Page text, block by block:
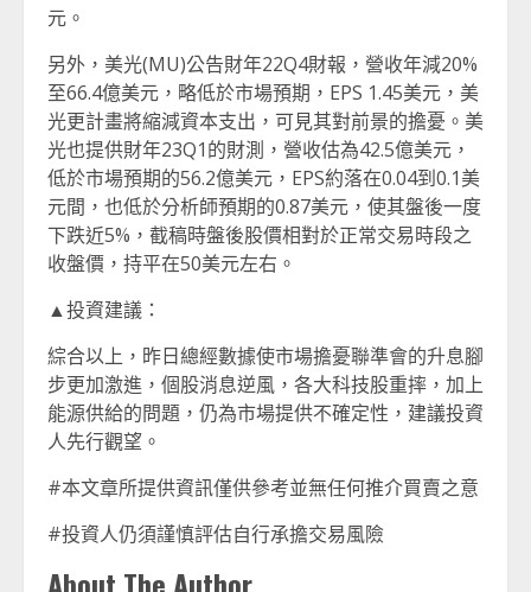
元。
另外，美光(MU)公告財年22Q4財報，營收年減20%
至66.4億美元，略低於市場預期，EPS 1.45美元，美
光更計畫將縮減資本支出，可見其對前景的擔憂。美
光也提供財年23Q1的財測，營收估為42.5億美元，
低於市場預期的56.2億美元，EPS約落在0.04到0.1美
元間，也低於分析師預期的0.87美元，使其盤後一度
下跌近5%，截稿時盤後股價相對於正常交易時段之
收盤價，持平在50美元左右。
▲投資建議：
綜合以上，昨日總經數據使市場擔憂聯準會的升息腳
步更加激進，個股消息逆風，各大科技股重摔，加上
能源供給的問題，仍為市場提供不確定性，建議投資
人先行觀望。
#本文章所提供資訊僅供參考並無任何推介買賣之意
#投資人仍須謹慎評估自行承擔交易風險
About The Author